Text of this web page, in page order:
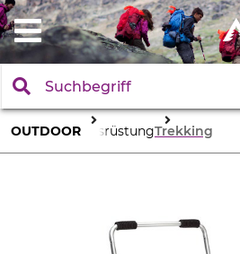
OUTDOOR AusrüstungTrekking